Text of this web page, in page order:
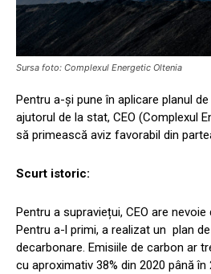
Sursa foto: Complexul Energetic Oltenia
Pentru a-și pune în aplicare planul
ajutorul de la stat, CEO (Complexul
să primească aviz favorabil din
Scurt istoric:
Pentru a supraviețui, CEO are
Pentru a-l primi, a realizat un plan
decarbonare. Emisiile de carbon ar
cu aproximativ 38% din 2020 până în